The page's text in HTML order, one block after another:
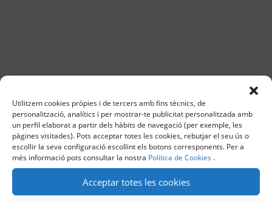
Utilitzem cookies pròpies i de tercers amb fins tècnics, de
personalització, analítics i per mostrar-te publicitat personalitzada amb
un perfil elaborat a partir dels hàbits de navegació (per exemple, les
pàgines visitades). Pots acceptar totes les cookies, rebutjar el seu ús o
escollir la seva configuració escollint els botons corresponents. Per a
més informació pots consultar la nostra Política de Cookies .
Acceptar totes les cookies
TRANSFERÈNCIA BANCÀRIA
i et donarem instruccions.